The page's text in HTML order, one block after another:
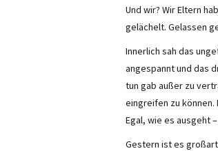
Und wir? Wir Eltern
gelächelt. Gelassen
Innerlich sah das
angespannt und das
tun gab außer zu
eingreifen zu können.
Egal, wie es ausgeht
Gestern ist es